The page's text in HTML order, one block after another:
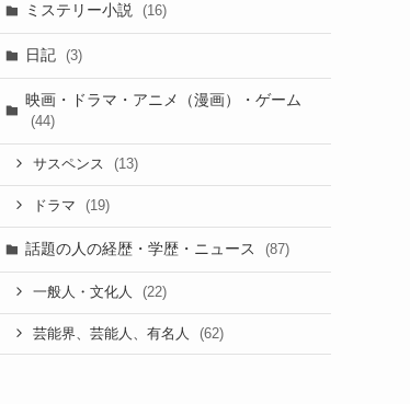
ミステリー小説 (16)
日記 (3)
映画・ドラマ・アニメ（漫画）・ゲーム
(44)
サスペンス (13)
ドラマ (19)
話題の人の経歴・学歴・ニュース (87)
一般人・文化人 (22)
芸能界、芸能人、有名人 (62)